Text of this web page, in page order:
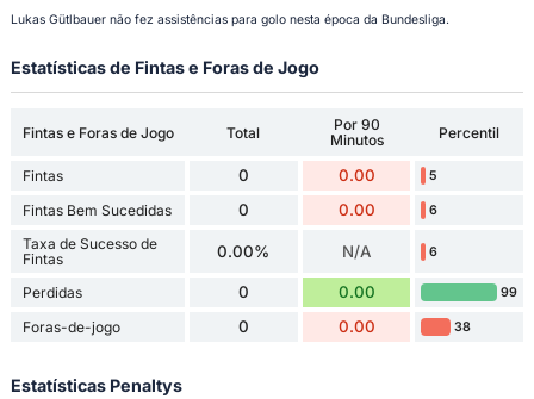
Lukas Gütlbauer não fez assistências para golo nesta época da Bundesliga.
Estatísticas de Fintas e Foras de Jogo
Fintas e Foras de Jogo Total
Por 90
Minutos
Percentil
Fintas 0 0.00 5
Fintas Bem Sucedidas 0 0.00 6
Taxa de Sucesso de
Fintas
0.00% N/A 6
Perdidas 0 0.00 99
Foras-de-jogo 0 0.00 38
Estatísticas Penaltys